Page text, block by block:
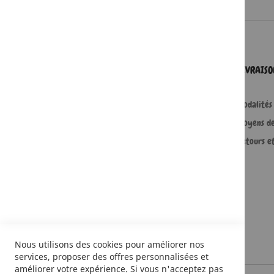
Moyens
Retours
Nous utilisons des cookies pour améliorer nos
services, proposer des offres personnalisées et
améliorer votre expérience. Si vous n'acceptez pas